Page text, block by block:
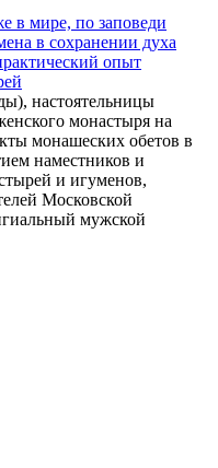
в мире, по заповеди
в сохранении духа
опыт
настоятельницы
монастыря на
монашеских обетов в
наместников и
и игуменов,
Московской
мужской